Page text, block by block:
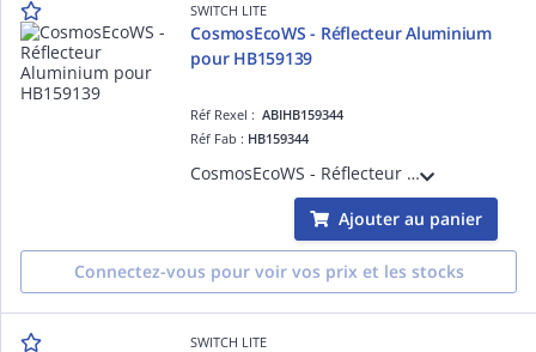
SWITCH LITE
CosmosEcoWS - Réflecteur Aluminium
pour HB159139
Réf Rexel :ABIHB159344
Réf Fab : HB159344
CosmosEcoWS - Réflecteur Aluminium pour suspension HB159139
Ajouter au panier
Connectez-vous pour voir vos prix et les stocks
SWITCH LITE